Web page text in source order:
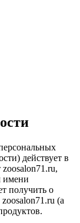
действует в
имени
получить о
(а